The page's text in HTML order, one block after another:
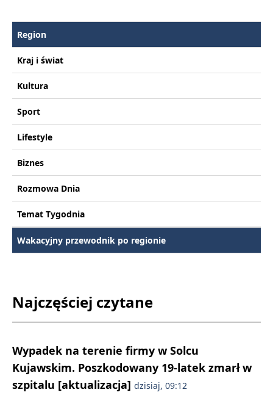
Region
Kraj i świat
Kultura
Sport
Lifestyle
Biznes
Rozmowa Dnia
Temat Tygodnia
Wakacyjny przewodnik po regionie
Najczęściej czytane
Wypadek na terenie firmy w Solcu
Kujawskim. Poszkodowany 19-latek zmarł w
szpitalu [aktualizacja] dzisiaj, 09:12